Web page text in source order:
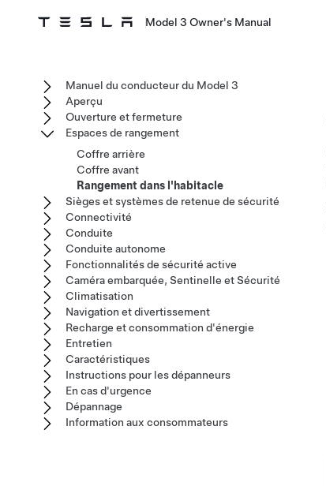
Model 3 Owner's Manual
Manuel du conducteur du Model 3
Aperçu
Ouverture et fermeture
Espaces de rangement
Coffre arrière
Coffre avant
Rangement dans l'habitacle
Sièges et systèmes de retenue de sécurité
Connectivité
Conduite
Conduite autonome
Fonctionnalités de sécurité active
Caméra embarquée, Sentinelle et Sécurité
Climatisation
Navigation et divertissement
Recharge et consommation d'énergie
Entretien
Caractéristiques
Instructions pour les dépanneurs
En cas d'urgence
Dépannage
Information aux consommateurs